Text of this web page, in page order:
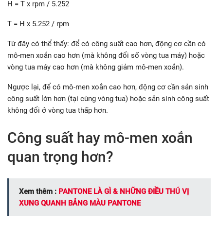
H = T x rpm / 5.252
T = H x 5.252 / rpm
Từ đây có thể thấy: để có công suất cao hơn, động cơ cần có
mô-men xoắn cao hơn (mà không đổi số vòng tua máy) hoặc
vòng tua máy cao hơn (mà không giảm mô-men xoắn).
Ngược lại, để có mô-men xoắn cao hơn, động cơ cần sản sinh
công suất lớn hơn (tại cùng vòng tua) hoặc sản sinh công suất
không đổi ở vòng tua thấp hơn.
Công suất hay mô-men xoắn
quan trọng hơn?
Xem thêm : PANTONE LÀ GÌ & NHỮNG ĐIỀU THÚ VỊ
XUNG QUANH BẢNG MÀU PANTONE